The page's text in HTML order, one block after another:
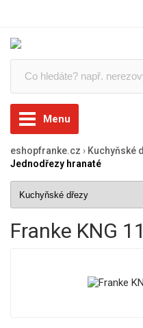
Menu
eshopfranke.cz › Kuchyňské
Jednodřezy hranaté
Franke KNG